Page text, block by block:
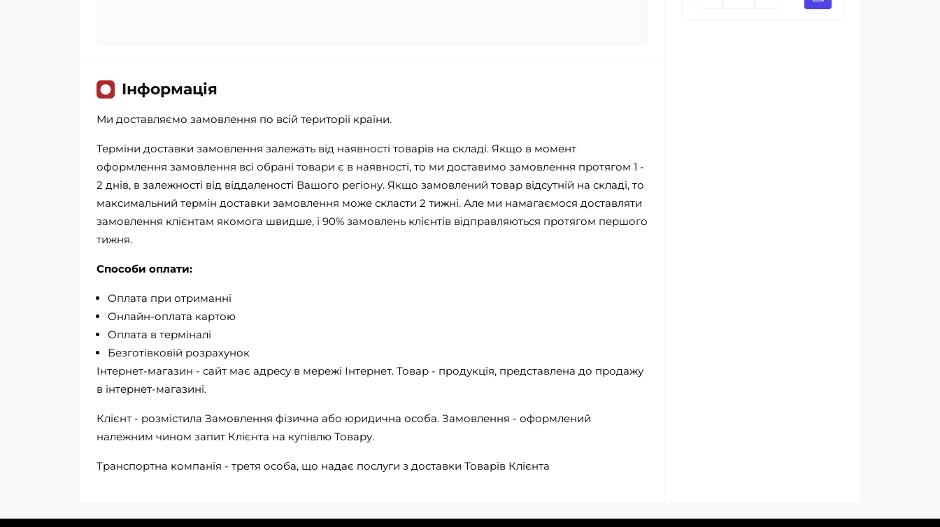
Iнформація
Ми доставляємо замовлення по всій території країни.
Терміни доставки замовлення залежать від наявності товарів на складі. Якщо в момент
оформлення замовлення всі обрані товари є в наявності, то ми доставимо замовлення протягом 1 -
2 днів, в залежності від віддаленості Вашого регіону. Якщо замовлений товар відсутній на складі, то
максимальний термін доставки замовлення може скласти 2 тижні. Але ми намагаємося доставляти
замовлення клієнтам якомога швидше, і 90% замовлень клієнтів відправляються протягом першого
тижня.
Способи оплати:
Оплата при отриманні
Онлайн-оплата картою
Оплата в терміналі
Безготівковій розрахунок
Інтернет-магазин - сайт має адресу в мережі Інтернет. Товар - продукція, представлена ​​до продажу
в інтернет-магазині.
Клієнт - розмістила Замовлення фізична або юридична особа. Замовлення - оформлений
належним чином запит Клієнта на купівлю Товару.
Транспортна компанія - третя особа, що надає послуги з доставки Товарів Клієнта